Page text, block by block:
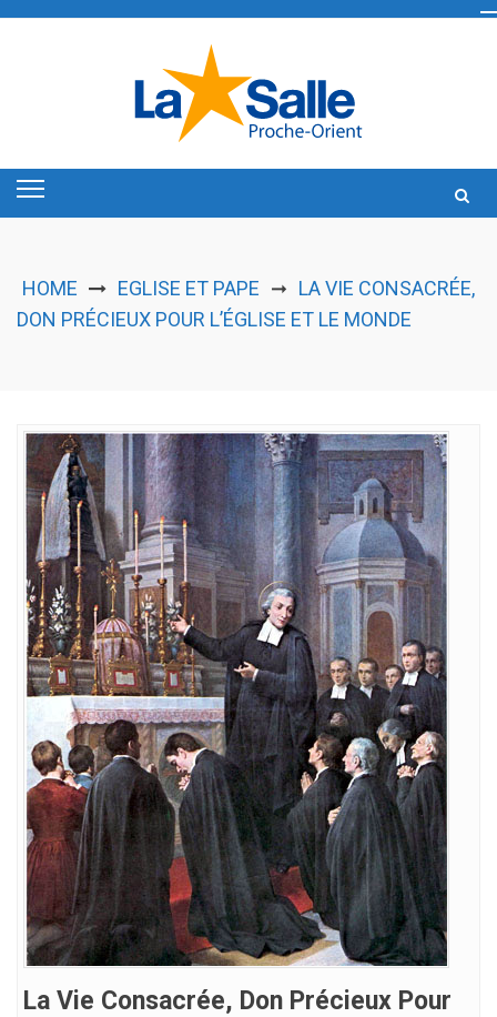
HOME EGLISE ET PAPE ➞ LA VIE CONSACRÉE,
DON PRÉCIEUX POUR L’ÉGLISE ET LE MONDE
La Vie Consacrée, Don Précieux Pour